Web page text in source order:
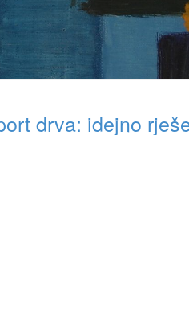
drva: idejno